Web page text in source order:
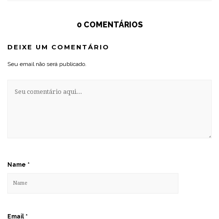
0 COMENTÁRIOS
DEIXE UM COMENTÁRIO
Seu email não será publicado.
Name *
Email *